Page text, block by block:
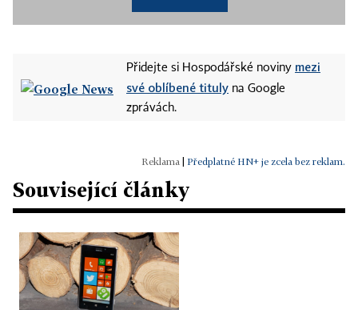
Přidejte si Hospodářské noviny mezi
své oblíbené tituly na Google
zprávách.
Předplatné HN+ je zcela bez reklam.
Související články